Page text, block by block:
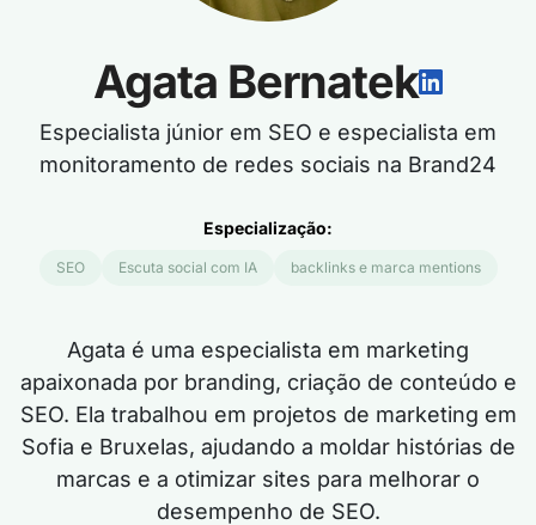
Agata Bernatek
Especialista júnior em SEO e especialista em
monitoramento de redes sociais na Brand24
Especialização:
SEO Escuta social com IA backlinks e marca mentions
Agata é uma especialista em marketing
apaixonada por branding, criação de conteúdo e
SEO. Ela trabalhou em projetos de marketing em
Sofia e Bruxelas, ajudando a moldar histórias de
marcas e a otimizar sites para melhorar o
desempenho de SEO.